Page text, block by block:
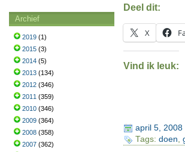
Deel dit:
X
Vind ik leuk:
april 5, 2008
Tags: doen,
Archief
2019 (1)
2015 (3)
2014 (5)
2013 (134)
2012 (346)
2011 (359)
2010 (346)
2009 (364)
2008 (358)
2007 (362)